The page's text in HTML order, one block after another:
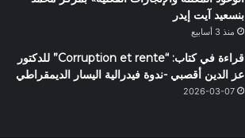
بنسعيد آيت إيدر
منذ 3 أسابيع
قراءة في كتاب: “Corruption et rente” للدكتور
عز الدين أقصبي -ندوة فيدرالية اليسار الديمقراطي
2026-03-07